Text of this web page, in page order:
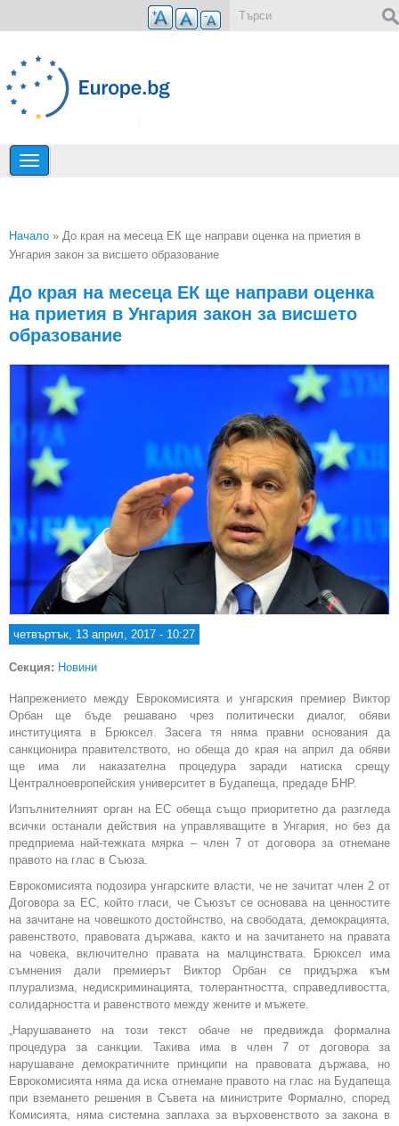
Премини към основното съдържание
Вие сте тук
Начало » До края на месеца ЕК ще направи оценка на приетия в
Унгария закон за висшето образование
До края на месеца ЕК ще направи оценка
на приетия в Унгария закон за висшето
образование
четвъртък, 13 април, 2017 - 10:27
Секция: Новини
Напрежението между Еврокомисията и унгарския премиер Виктор
Орбан ще бъде решавано чрез политически диалог, обяви
институцията в Брюксел. Засега тя няма правни основания да
санкционира правителството, но обеща до края на април да обяви
ще има ли наказателна процедура заради натиска срещу
Централноевропейския университет в Будапеща, предаде БНР.
Изпълнителният орган на ЕС обеща също приоритетно да разгледа
всички останали действия на управляващите в Унгария, но без да
предприема най-тежката мярка – член 7 от договора за отнемане
правото на глас в Съюза.
Еврокомисията подозира унгарските власти, че не зачитат член 2 от
Договора за ЕС, който гласи, че Съюзът се основава на ценностите
на зачитане на човешкото достойнство, на свободата, демокрацията,
равенството, правовата държава, както и на зачитането на правата
на човека, включително правата на малцинствата. Брюксел има
съмнения дали премиерът Виктор Орбан се придържа към
плурализма, недискриминацията, толерантността, справедливостта,
солидарността и равенството между жените и мъжете.
„Нарушаването на този текст обаче не предвижда формална
процедура за санкции. Такива има в член 7 от договора за
нарушаване демократичните принципи на правовата държава, но
Еврокомисията няма да иска отнемане правото на глас на Будапеща
при вземането решения в Съвета на министрите Формално, според
Комисията, няма системна заплаха за върховенството за закона в